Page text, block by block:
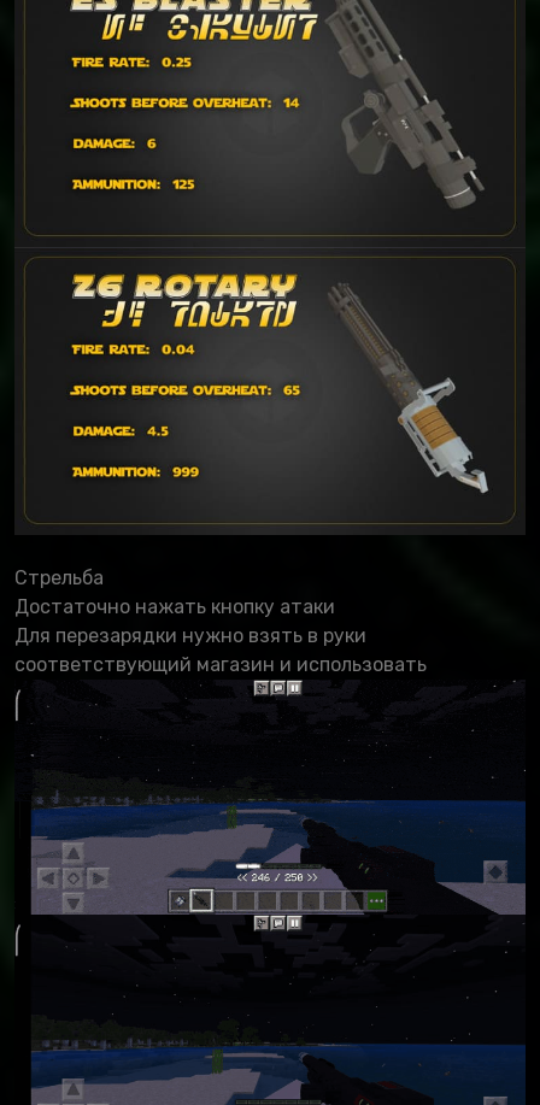
Стрельба
Достаточно нажать кнопку атаки
Для перезарядки нужно взять в руки
соответствующий магазин и использовать